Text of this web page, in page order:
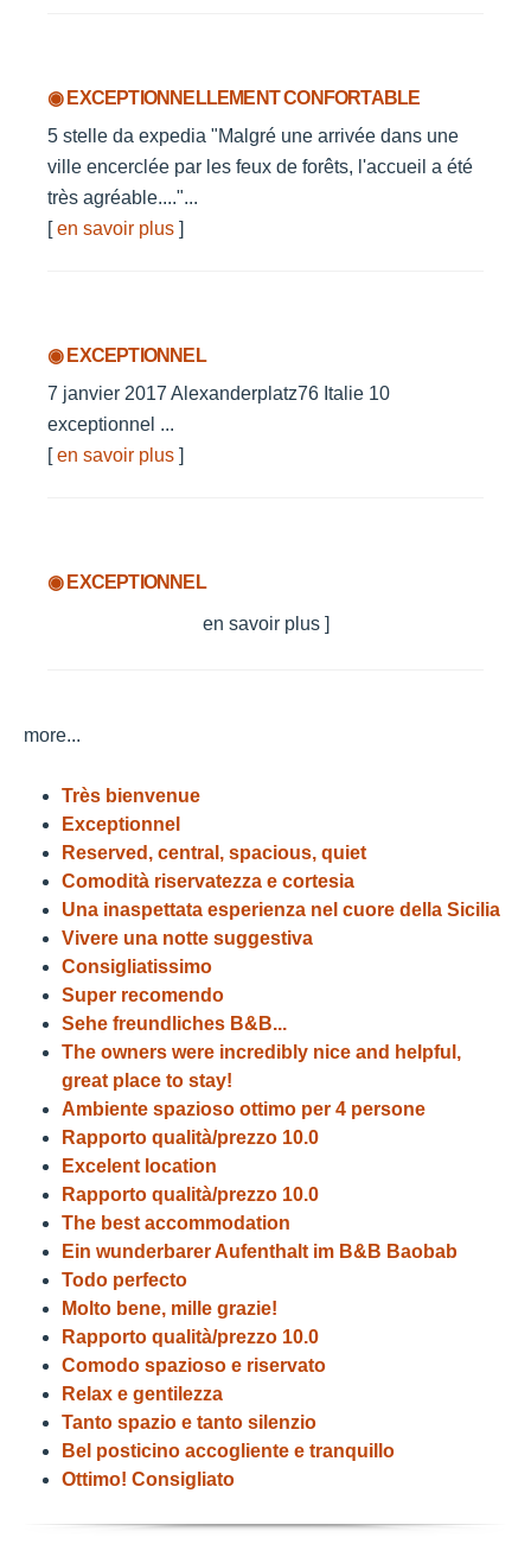
◉ EXCEPTIONNELLEMENT CONFORTABLE
5 stelle da expedia "Malgré une arrivée dans une
ville encerclée par les feux de forêts, l'accueil a été
très agréable...."...
[en savoir plus ]
◉ EXCEPTIONNEL
7 janvier 2017 Alexanderplatz76 Italie 10
exceptionnel ...
[en savoir plus ]
◉ EXCEPTIONNEL
en savoir plus ]
more...
Très bienvenue
Exceptionnel
Reserved, central, spacious, quiet
Comodità riservatezza e cortesia
Una inaspettata esperienza nel cuore della Sicilia
Vivere una notte suggestiva
Consigliatissimo
Super recomendo
Sehe freundliches B&B...
The owners were incredibly nice and helpful,
great place to stay!
Ambiente spazioso ottimo per 4 persone
Rapporto qualità/prezzo 10.0
Excelent location
Rapporto qualità/prezzo 10.0
The best accommodation
Ein wunderbarer Aufenthalt im B&B Baobab
Todo perfecto
Molto bene, mille grazie!
Rapporto qualità/prezzo 10.0
Comodo spazioso e riservato
Relax e gentilezza
Tanto spazio e tanto silenzio
Bel posticino accogliente e tranquillo
Ottimo! Consigliato